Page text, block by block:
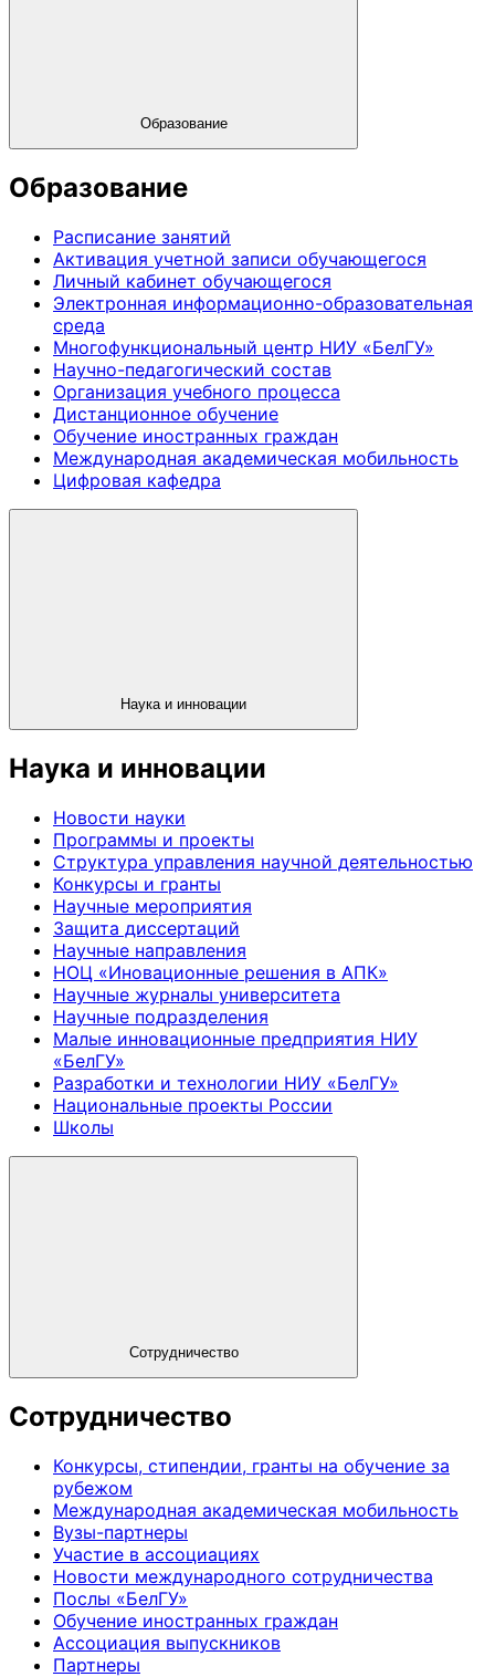
Образование
Образование
Расписание занятий
Активация учетной записи обучающегося
Личный кабинет обучающегося
Электронная информационно-образовательная
среда
Многофункциональный центр НИУ «БелГУ»
Научно-педагогический состав
Организация учебного процесса
Дистанционное обучение
Обучение иностранных граждан
Международная академическая мобильность
Цифровая кафедра
Наука и инновации
Наука и инновации
Новости науки
Программы и проекты
Структура управления научной деятельностью
Конкурсы и гранты
Научные мероприятия
Защита диссертаций
Научные направления
НОЦ «Иновационные решения в АПК»
Научные журналы университета
Научные подразделения
Малые инновационные предприятия НИУ
«БелГУ»
Разработки и технологии НИУ «БелГУ»
Национальные проекты России
Школы
Сотрудничество
Сотрудничество
Конкурсы, стипендии, гранты на обучение за
рубежом
Международная академическая мобильность
Вузы-партнеры
Участие в ассоциациях
Новости международного сотрудничества
Послы «БелГУ»
Обучение иностранных граждан
Ассоциация выпускников
Партнеры